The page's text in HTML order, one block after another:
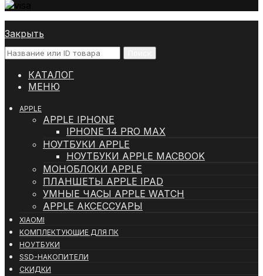
Закрыть
КАТАЛОГ
МЕНЮ
APPLE
APPLE IPHONE
IPHONE 14 PRO MAX
НОУТБУКИ APPLE
НОУТБУКИ APPLE MACBOOK
МОНОБЛОКИ APPLE
ПЛАНШЕТЫ APPLE IPAD
УМНЫЕ ЧАСЫ APPLE WATCH
APPLE АКСЕССУАРЫ
XIAOMI
КОМПЛЕКТУЮЩИЕ ДЛЯ ПК
НОУТБУКИ
SSD-НАКОПИТЕЛИ
СКИДКИ